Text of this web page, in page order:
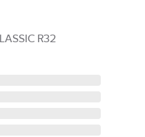
R32